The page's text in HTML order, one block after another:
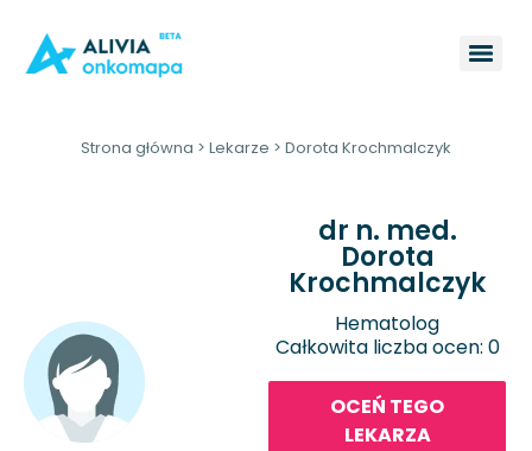
Strona główna > Lekarze > Dorota Krochmalczyk
dr n. med.
Dorota
Krochmalczyk
Hematolog
Całkowita liczba ocen: 0
OCEŃ TEGO
LEKARZA